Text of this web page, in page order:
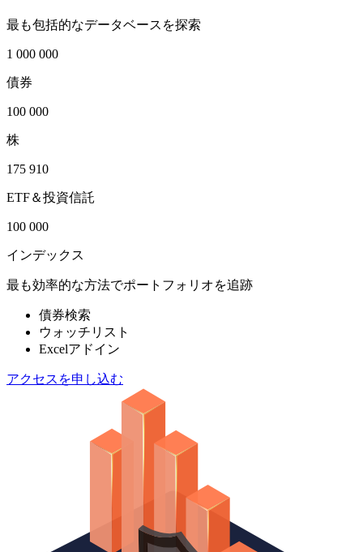
最も包括的なデータベースを探索
1 000 000
債券
100 000
株
175 910
ETF＆投資信託
100 000
インデックス
最も効率的な方法でポートフォリオを追跡
債券検索
ウォッチリスト
Excelアドイン
アクセスを申し込む